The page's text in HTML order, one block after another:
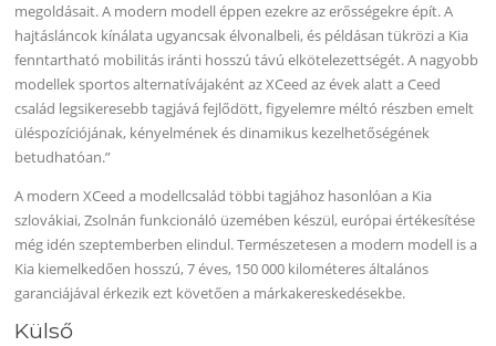
megoldásait. A modern modell éppen ezekre az erősségekre épít. A
hajtásláncok kínálata ugyancsak élvonalbeli, és példásan tükrözi a Kia
fenntartható mobilitás iránti hosszú távú elkötelezettségét. A nagyobb
modellek sportos alternatívájaként az XCeed az évek alatt a Ceed
család legsikeresebb tagjává fejlődött, figyelemre méltó részben emelt
üléspozíciójának, kényelmének és dinamikus kezelhetőségének
betudhatóan.”
A modern XCeed a modellcsalád többi tagjához hasonlóan a Kia
szlovákiai, Zsolnán funkcionáló üzemében készül, európai értékesítése
még idén szeptemberben elindul. Természetesen a modern modell is a
Kia kiemelkedően hosszú, 7 éves, 150 000 kilométeres általános
garanciájával érkezik ezt követően a márkakereskedésekbe.
Külső